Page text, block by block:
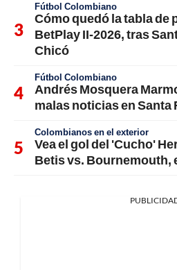
Fútbol Colombiano
Cómo quedó la tabla de
BetPlay II-2026, tras
Chicó
Fútbol Colombiano
Andrés Mosquera
malas noticias en Santa
Colombianos en el exterior
Vea el gol del 'Cucho'
Betis vs. Bournemouth,